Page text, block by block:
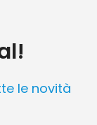
le novità